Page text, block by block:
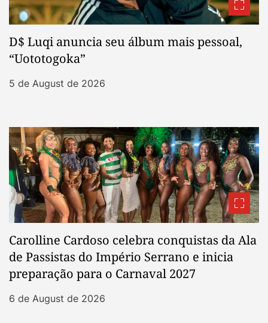
D$ Luqi anuncia seu álbum mais pessoal,
“Uototogoka”
5 de August de 2026
Carolline Cardoso celebra conquistas da Ala
de Passistas do Império Serrano e inicia
preparação para o Carnaval 2027
6 de August de 2026